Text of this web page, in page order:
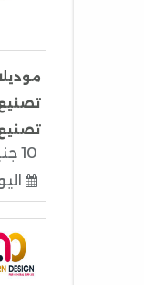
10 جنية م